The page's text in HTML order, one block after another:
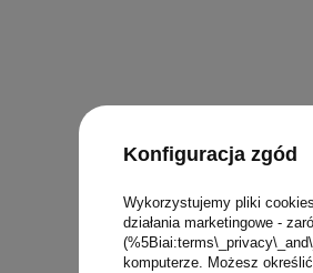
Konfiguracja zgód
Wykorzystujemy pliki
działania marketingowe -
komputerze. Możesz